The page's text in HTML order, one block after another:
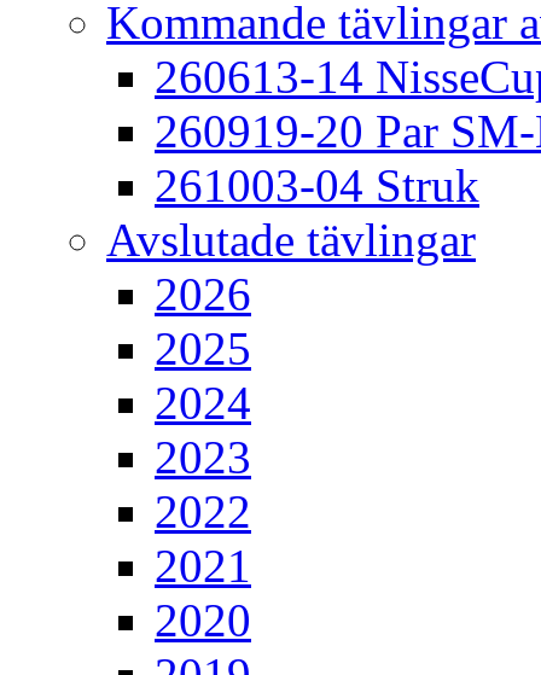
Kommande tävlingar
260613-14
260919-20 Par
261003-04 Struk
Avslutade tävlingar
2026
2025
2024
2023
2022
2021
2020